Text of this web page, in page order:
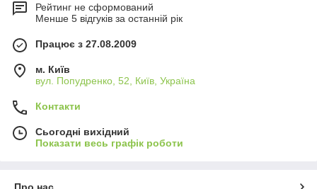
Рейтинг не сформований
Менше 5 відгуків за останній рік
Працює з 27.08.2009
м. Київ
вул. Попудренко, 52, Київ, Україна
Контакти
Сьогодні вихідний
Показати весь графік роботи